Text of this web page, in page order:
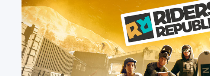
i
d
e
r
s
R
e